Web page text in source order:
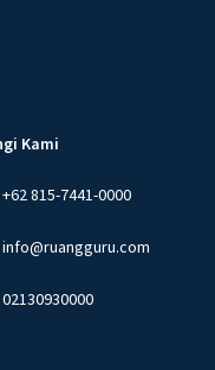
Kami
+62 815-7441-0000
info@ruangguru.com
02130930000